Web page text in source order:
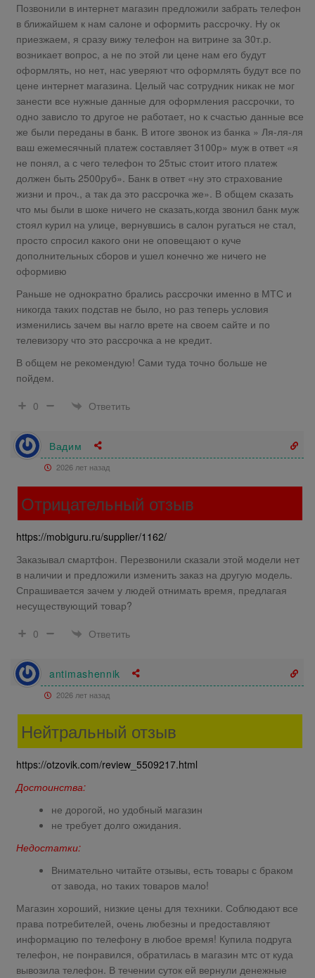
Позвонили в интернет магазин предложили забрать телефон
в ближайшем к нам салоне и оформить рассрочку. Ну ок
приезжаем, я сразу вижу телефон на витрине за 30т.р.
возникает вопрос, а не по этой ли цене нам его будут
оформлять, но нет, нас уверяют что оформлять будут все по
цене интернет магазина. Целый час сотрудник никак не мог
занести все нужные данные для оформления рассрочки, то
одно зависло то другое не работает, но к счастью данные все
же были переданы в банк. В итоге звонок из банка » Ля-ля-ля
ваш ежемесячный платеж составляет 3100р» муж в ответ «я
не понял, а с чего телефон то 25тыс стоит итого платеж
должен быть 2500руб». Банк в ответ «ну это страхование
жизни и проч., а так да это рассрочка же». В общем сказать
что мы были в шоке ничего не сказать,когда звонил банк муж
стоял курил на улице, вернувшись в салон ругаться не стал,
просто спросил какого они не оповещают о куче
дополнительных сборов и ушел конечно же ничего не
оформивю
Раньше не однократно брались рассрочки именно в МТС и
никогда таких подстав не было, но раз теперь условия
изменились зачем вы нагло врете на своем сайте и по
телевизору что это рассрочка а не кредит.
В общем не рекомендую! Сами туда точно больше не
пойдем.
0
Ответить
Вадим
2026 лет назад
Отрицательный отзыв
https://mobiguru.ru/supplier/1162/
Заказывал смартфон. Перезвонили сказали этой модели нет
в наличии и предложили изменить заказ на другую модель.
Спрашивается зачем у людей отнимать время, предлагая
несуществующий товар?
0
Ответить
antimashennik
2026 лет назад
Нейтральный отзыв
https://otzovik.com/review_5509217.html
Достоинства:
не дорогой, но удобный магазин
не требует долго ожидания.
Недостатки:
Внимательно читайте отзывы, есть товары с браком
от завода, но таких товаров мало!
Магазин хороший, низкие цены для техники. Соблюдают все
права потребителей, очень любезны и предоставляют
информацию по телефону в любое время! Купила подруга
телефон, не понравился, обратилась в магазин мтс от куда
вывозила телефон. В течении суток ей вернули денежные